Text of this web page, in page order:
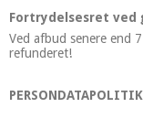
Fortrydelsesret ved
Ved afbud senere end
refunderet!
PERSONDATAPOLITIK